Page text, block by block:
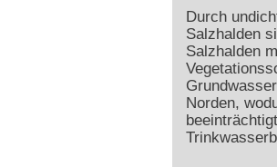
Durch
Salzhalden
Salzhalden
Norden,